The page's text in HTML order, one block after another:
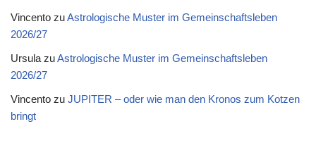
Vincento zuAstrologische Muster im Gemeinschaftsleben
2026/27
Ursula zuAstrologische Muster im Gemeinschaftsleben
2026/27
Vincento zu JUPITER – oder wie man den Kronos zum Kotzen
bringt